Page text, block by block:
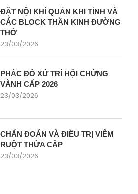
ĐẶT NỘI KHÍ QUẢN KHI TỈNH VÀ
CÁC BLOCK THẦN KINH ĐƯỜNG
THỞ
23/03/2026
PHÁC ĐỒ XỬ TRÍ HỘI CHỨNG
VÀNH CẤP 2026
23/03/2026
CHẨN ĐOÁN VÀ ĐIỀU TRỊ VIÊM
RUỘT THỪA CẤP
23/03/2026